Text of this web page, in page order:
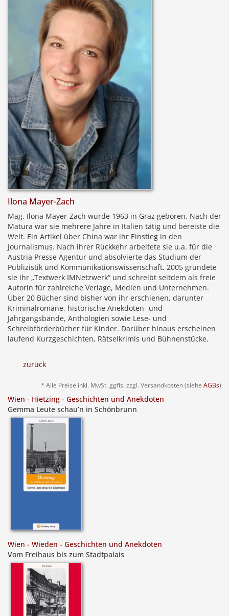
Ilona Mayer-Zach
Mag. Ilona Mayer-Zach wurde 1963 in Graz geboren. Nach der
Matura war sie mehrere Jahre in Italien tätig und bereiste die
Welt. Ein Artikel über China war ihr Einstieg in den
Journalismus. Nach ihrer Rückkehr arbeitete sie u.a. für die
Austria Presse Agentur und absolvierte das Studium der
Publizistik und Kommunikationswissenschaft. 2005 gründete
sie ihr „Textwerk IMNetzwerk“ und schreibt seitdem als freie
Autorin für zahlreiche Verlage, Medien und Unternehmen.
Über 20 Bücher sind bisher von ihr erschienen, darunter
Kriminalromane, historische Anekdoten- und
Jahrgangsbände, Anthologien sowie Lese- und
Schreibförderbücher für Kinder. Darüber hinaus erscheinen
laufend Kurzgeschichten, Rätselkrimis und Bühnenstücke.
zurück
* Alle Preise inkl. MwSt. ggfls. zzgl. Versandkosten (siehe AGBs)
Wien - Hietzing - Geschichten und Anekdoten
Gemma Leute schau’n in Schönbrunn
Wien - Wieden - Geschichten und Anekdoten
Vom Freihaus bis zum Stadtpalais